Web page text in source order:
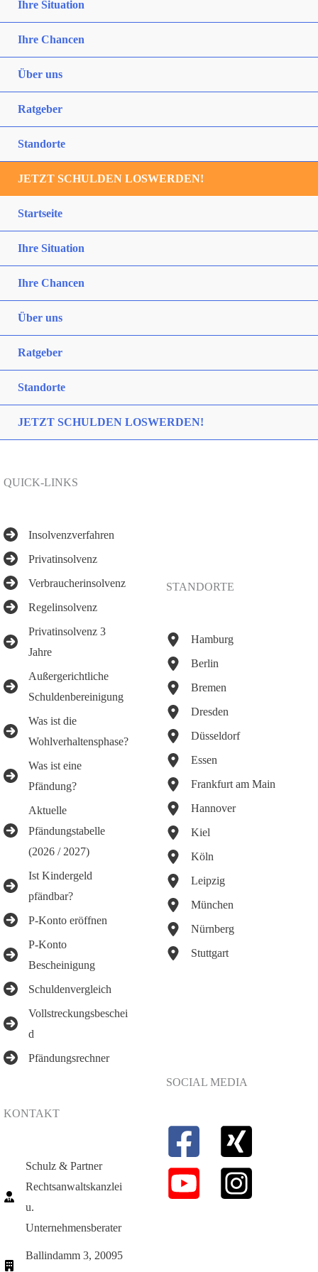
Ihre Situation
Ihre Chancen
Über uns
Ratgeber
Standorte
JETZT SCHULDEN LOSWERDEN!
Startseite
Ihre Situation
Ihre Chancen
Über uns
Ratgeber
Standorte
JETZT SCHULDEN LOSWERDEN!
QUICK-LINKS
Insolvenzverfahren
Privatinsolvenz
Verbraucherinsolvenz
Regelinsolvenz
Privatinsolvenz 3
Jahre
Außergerichtliche
Schuldenbereinigung
Was ist die
Wohlverhaltensphase?
Was ist eine
Pfändung?
Aktuelle
Pfändungstabelle
(2026 / 2027)
Ist Kindergeld
pfändbar?
P-Konto eröffnen
P-Konto
Bescheinigung
Schuldenvergleich
Vollstreckungsbeschei
d
Pfändungsrechner
STANDORTE
Hamburg
Berlin
Bremen
Dresden
Düsseldorf
Essen
Frankfurt am Main
Hannover
Kiel
Köln
Leipzig
München
Nürnberg
Stuttgart
KONTAKT
Schulz & Partner
Rechtsanwaltskanzlei
u.
Unternehmensberater
Ballindamm 3, 20095
SOCIAL MEDIA